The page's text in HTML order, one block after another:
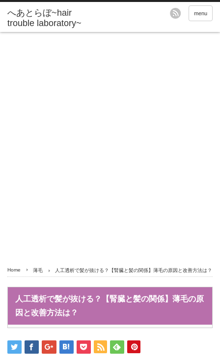
へあとらぼ~hair
trouble laboratory~
menu
Home 薄毛 人工透析で髪が抜ける？【腎臓と髪の関係】薄毛の原因と改善方法は？
人工透析で髪が抜ける？【腎臓と髪の関係】薄毛の原
因と改善方法は？